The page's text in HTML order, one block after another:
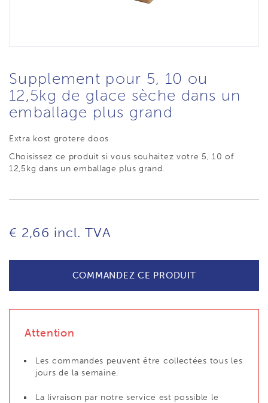
Supplement pour 5, 10 ou
12,5kg de glace sèche dans un
emballage plus grand
Extra kost grotere doos
Choisissez ce produit si vous souhaitez votre 5, 10 of
12,5kg dans un emballage plus grand.
€ 2,66 incl. TVA
COMMANDEZ CE PRODUIT
Attention
Les commandes peuvent être collectées tous les
jours de la semaine.
La livraison par notre service est possible le